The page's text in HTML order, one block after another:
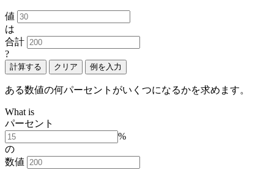
値
は
合計
?
計算する クリア 例を入力
ある数値の何パーセントがいくつになるかを求めます。
What is
パーセント
%
の
数値